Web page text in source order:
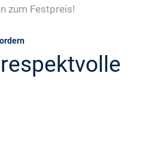
zum Festpreis!